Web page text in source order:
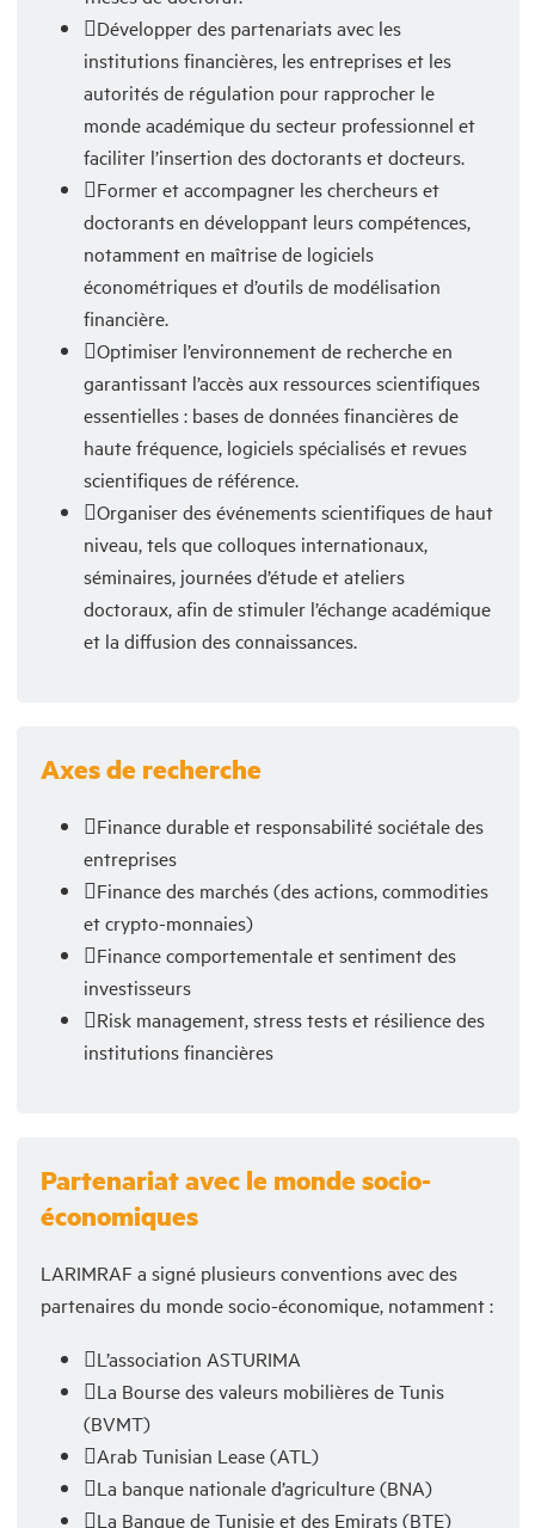
Développer des partenariats avec les
institutions financières, les entreprises et les
autorités de régulation pour rapprocher le
monde académique du secteur professionnel et
faciliter l’insertion des doctorants et docteurs.
Former et accompagner les chercheurs et
doctorants en développant leurs compétences,
notamment en maîtrise de logiciels
économétriques et d’outils de modélisation
financière.
Optimiser l’environnement de recherche en
garantissant l’accès aux ressources scientifiques
essentielles : bases de données financières de
haute fréquence, logiciels spécialisés et revues
scientifiques de référence.
Organiser des événements scientifiques de haut
niveau, tels que colloques internationaux,
séminaires, journées d’étude et ateliers
doctoraux, afin de stimuler l’échange académique
et la diffusion des connaissances.
Axes de recherche
Finance durable et responsabilité sociétale des
entreprises
Finance des marchés (des actions, commodities
et crypto-monnaies)
Finance comportementale et sentiment des
investisseurs
Risk management, stress tests et résilience des
institutions financières
Partenariat avec le monde socio-
économiques
LARIMRAF a signé plusieurs conventions avec des
partenaires du monde socio-économique, notamment :
L’association ASTURIMA
La Bourse des valeurs mobilières de Tunis
(BVMT)
Arab Tunisian Lease (ATL)
La banque nationale d’agriculture (BNA)
La Banque de Tunisie et des Emirats (BTE)